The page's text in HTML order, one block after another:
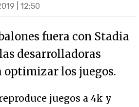
| 12:50
fuera con Stadia
desarrolladoras
optimizar los juegos.
juegos a 4k y